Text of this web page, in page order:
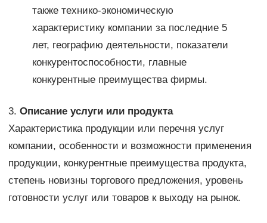
также технико-экономическую
характеристику компании за последние 5
лет, географию деятельности, показатели
конкурентоспособности, главные
конкурентные преимущества фирмы.
3. Описание услуги или продукта
Характеристика продукции или перечня услуг
компании, особенности и возможности применения
продукции, конкурентные преимущества продукта,
степень новизны торгового предложения, уровень
готовности услуг или товаров к выходу на рынок.